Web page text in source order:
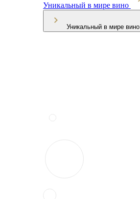
Уникальный в мире вино
Уникальный в мире вино